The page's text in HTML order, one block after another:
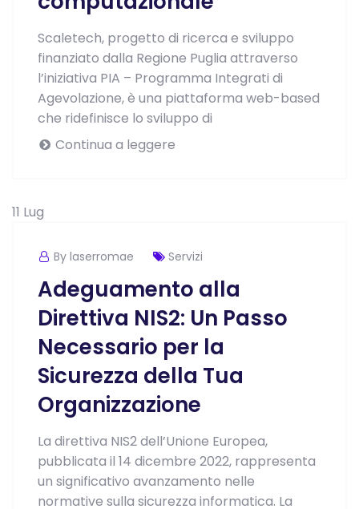
Scaletech, progetto di ricerca e sviluppo
finanziato dalla Regione Puglia attraverso
l’iniziativa PIA – Programma Integrati di
Agevolazione, è una piattaforma web-based
che ridefinisce lo sviluppo di
Continua a leggere
11 Lug
By laserromae Servizi
Adeguamento alla
Direttiva NIS2: Un Passo
Necessario per la
Sicurezza della Tua
Organizzazione
La direttiva NIS2 dell’Unione Europea,
pubblicata il 14 dicembre 2022, rappresenta
un significativo avanzamento nelle
normative sulla sicurezza informatica. La